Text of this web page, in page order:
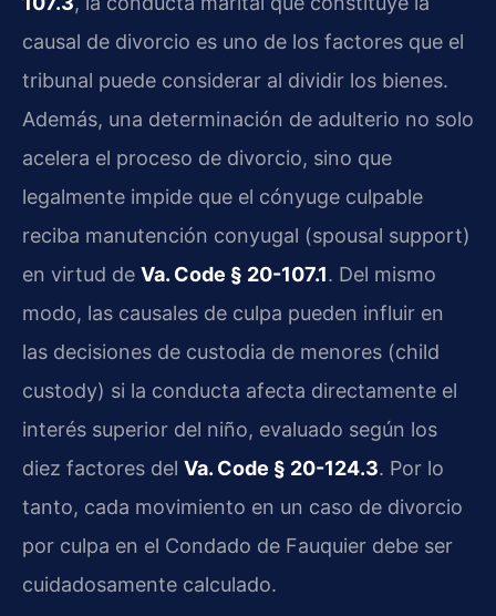
causal de divorcio es uno de los factores que el
tribunal puede considerar al dividir los bienes.
Además, una determinación de adulterio no solo
acelera el proceso de divorcio, sino que
legalmente impide que el cónyuge culpable
reciba manutención conyugal (spousal support)
en virtud de Va. Code § 20-107.1. Del mismo
modo, las causales de culpa pueden influir en
las decisiones de custodia de menores (child
custody) si la conducta afecta directamente el
interés superior del niño, evaluado según los
diez factores del Va. Code § 20-124.3. Por lo
tanto, cada movimiento en un caso de divorcio
por culpa en el Condado de Fauquier debe ser
cuidadosamente calculado.